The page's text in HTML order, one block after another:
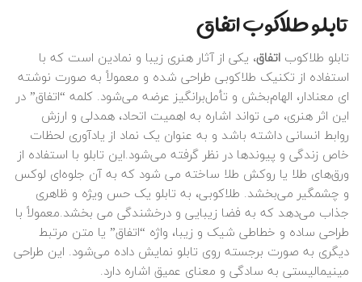
تابلو طلاکوب اتفاق
تابلو طلاکوب اتفاق، یکی از آثار هنری زیبا و نمادین است که با
استفاده از تکنیک طلاکوبی طراحی شده و معمولاً به صورت نوشته‌
ای معنادار، الهام‌بخش و تأمل‌برانگیز عرضه می‌شود. کلمه “اتفاق” در
این اثر هنری، می‌ تواند اشاره به اهمیت اتحاد، همدلی و ارزش
روابط انسانی داشته باشد و به عنوان یک نماد از یادآوری لحظات
خاص زندگی و پیوندها در نظر گرفته می‌شود.این تابلو با استفاده از
ورق‌های طلا یا روکش طلا ساخته می‌ شود که به آن جلوه‌ای لوکس
و چشمگیر می‌بخشد. طلاکوبی، به تابلو یک حس ویژه و ظاهری
جذاب می‌دهد که به فضا زیبایی و درخشندگی می‌ بخشد.معمولاً با
طراحی ساده و خطاطی شیک و زیبا، واژه “اتفاق” یا متن مرتبط
دیگری به صورت برجسته روی تابلو نمایش داده می‌شود. این طراحی
مینیمالیستی به سادگی و معنای عمیق اشاره دارد.